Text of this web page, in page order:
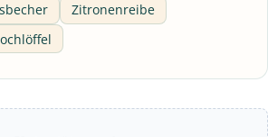
Zitronenreibe